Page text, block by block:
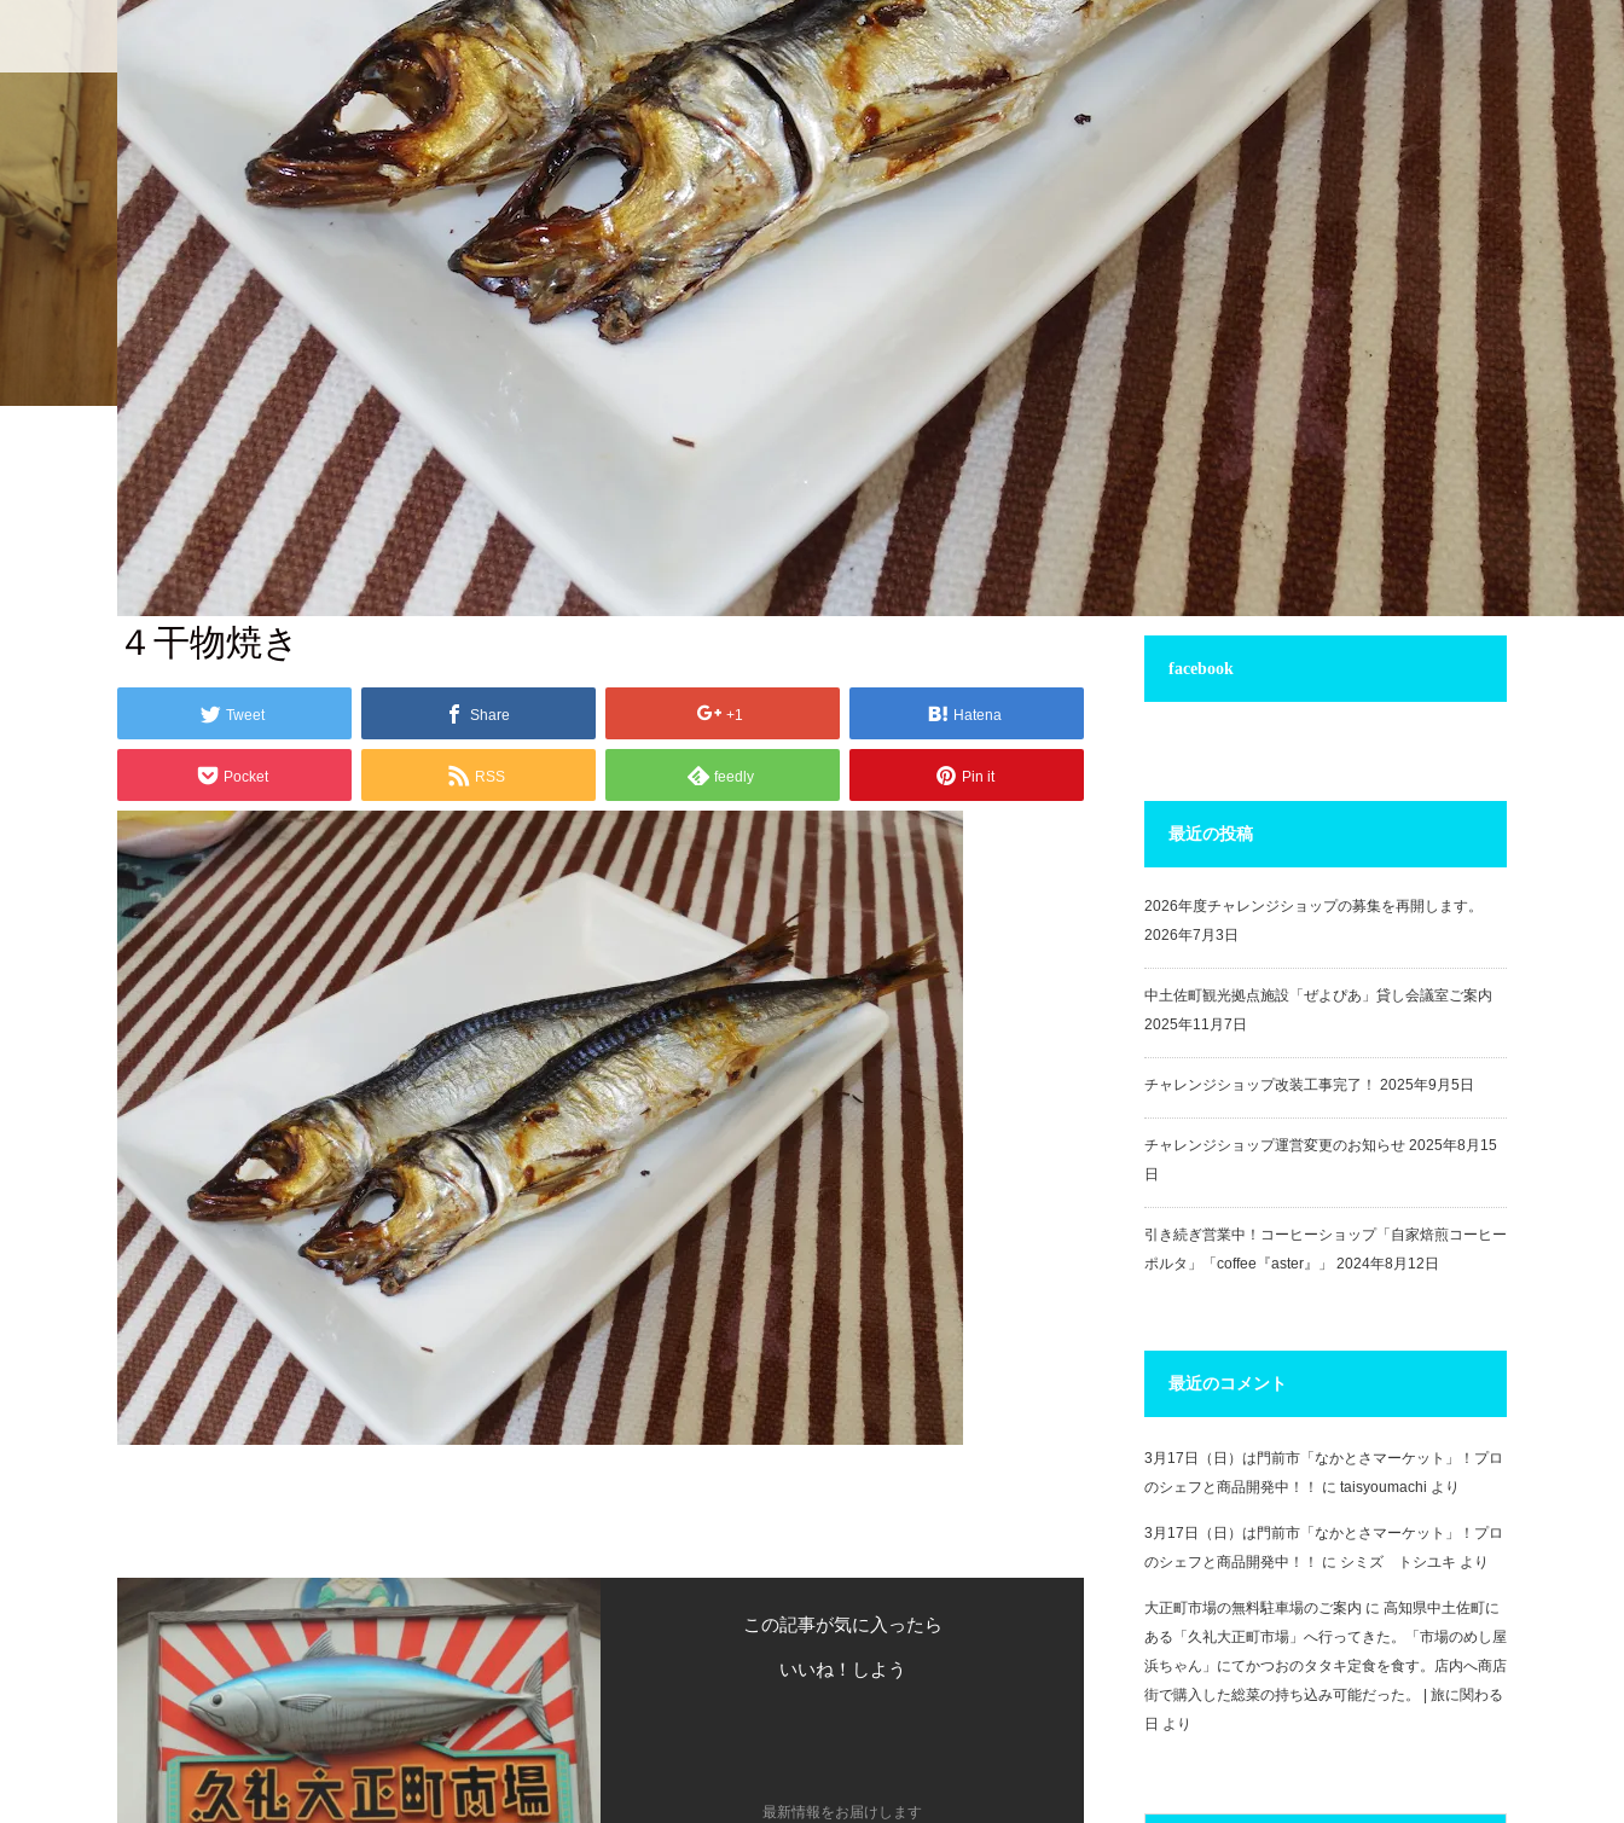
店舗紹介 アクセス・駐車場 カツオHANDBOOK お問い合わせ
BLOG
ホーム
ブログ一覧
４干物焼き
2019.01.26
４干物焼き
Tweet Share +1 Hatena
Pocket RSS feedly Pin it
この記事が気に入ったら
いいね！しよう
最新情報をお届けします
facebook
最近の投稿
2026年度チャレンジショップの募集を再開します。
2026年7月3日
中土佐町観光拠点施設「ぜよぴあ」貸し会議室ご案内
2025年11月7日
チャレンジショップ改装工事完了！ 2025年9月5日
チャレンジショップ運営変更のお知らせ 2025年8月15
日
引き続ぎ営業中！コーヒーショップ「自家焙煎コーヒー
ポルタ」「coffee『aster』」
2024年8月12日
最近のコメント
3月17日（日）は門前市「なかとさマーケット」！プロ
のシェフと商品開発中！！
に taisyoumachi より
3月17日（日）は門前市「なかとさマーケット」！プロ
のシェフと商品開発中！！
に シミズ トシユキ より
大正町市場の無料駐車場のご案内 に 高知県中土佐町に
ある「久礼大正町市場」へ行ってきた。「市場のめし屋
浜ちゃん」にてかつおのタタキ定食を食す。店内へ商店
街で購入した総菜の持ち込み可能だった。 | 旅に関わる
日 より